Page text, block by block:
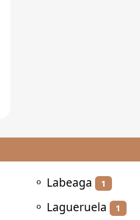
⚬ Labeaga 1
⚬ Lagueruela 1